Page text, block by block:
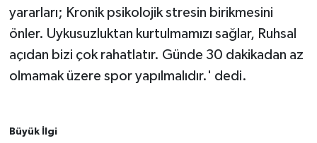
yararları; Kronik psikolojik stresin birikmesini
önler. Uykusuzluktan kurtulmamızı sağlar, Ruhsal
açıdan bizi çok rahatlatır. Günde 30 dakikadan az
olmamak üzere spor yapılmalıdır.' dedi.
Büyük İlgi